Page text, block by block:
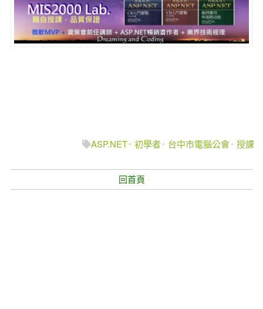
ASP.NET 初學者 台中市電腦公會 授課
回首頁